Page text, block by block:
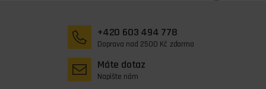
+420 603 494 778
Doprava nad 2500 Kč zdarma
Máte dotaz
Napište nám